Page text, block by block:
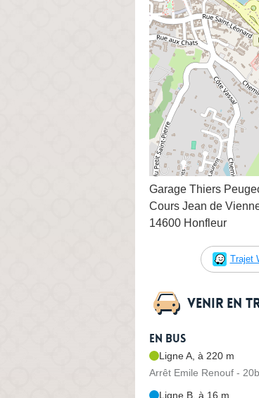
Garage Thiers
Cours Jean de
14600 Honfleur
Trajet
Venir en
En bus
Ligne A, à 220 m
Arrêt Emile Renouf -
Ligne B, à 16 m